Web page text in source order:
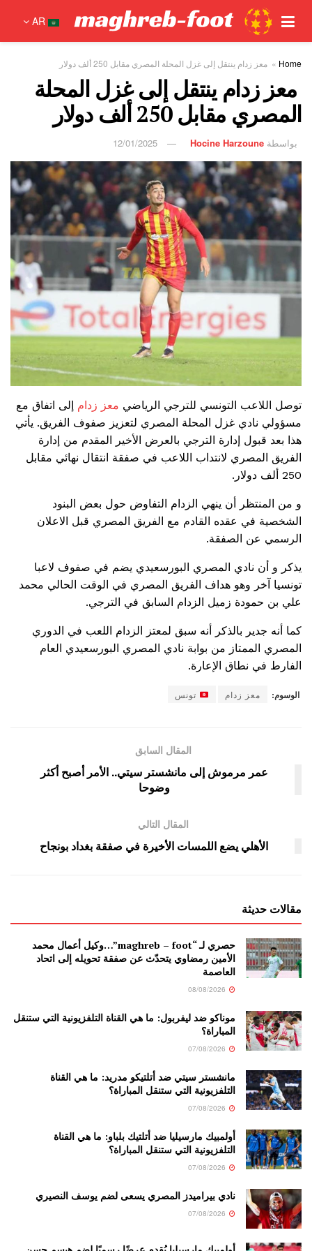
AR
Home
» معز زدام ينتقل إلى غزل المحلة المصري مقابل 250 ألف دولار
معز زدام ينتقل إلى غزل المحلة
المصري مقابل 250 ألف دولار
بواسطة Hocine Harzoune
12/01/2025
توصل اللاعب التونسي للترجي الرياضي معز زدام إلى اتفاق مع
مسؤولي نادي غزل المحلة المصري لتعزيز صفوف الفريق. يأتي
هذا بعد قبول إدارة الترجي بالعرض الأخير المقدم من إدارة
الفريق المصري لانتداب اللاعب في صفقة انتقال نهائي مقابل
250 ألف دولار.
و من المنتظر أن ينهي الزدام التفاوض حول بعض البنود
الشخصية في عقده القادم مع الفريق المصري قبل الاعلان
الرسمي عن الصفقة.
يذكر و أن نادي المصري البورسعيدي يضم في صفوف لاعبا
تونسيا آخر وهو هداف الفريق المصري في الوقت الحالي محمد
علي بن حمودة زميل الزدام السابق في الترجي.
كما أنه جدير بالذكر أنه سبق لمعتز الزدام اللعب في الدوري
المصري الممتاز من بوابة نادي المصري البورسعيدي العام
الفارط في نطاق الإعارة.
الوسوم: معز زدام تونس
المقال السابق
عمر مرموش إلى مانشستر سيتي.. الأمر أصبح أكثر
وضوحا
المقال التالي
الأهلي يضع اللمسات الأخيرة في صفقة بغداد بونجاح
مقالات حديثة
حصري لـ “maghreb – foot”…وكيل أعمال محمد
الأمين رمضاوي يتحدّث عن صفقة تحويله إلى اتحاد
العاصمة
موناكو ضد ليفربول: ما هي القناة التلفزيونية التي ستنقل
المباراة؟
مانشستر سيتي ضد أتلتيكو مدريد: ما هي القناة
التلفزيونية التي ستنقل المباراة؟
أولمبيك مارسيليا ضد أتلتيك بلباو: ما هي القناة
التلفزيونية التي ستنقل المباراة؟
نادي بيراميدز المصري يسعى لضم يوسف النصيري